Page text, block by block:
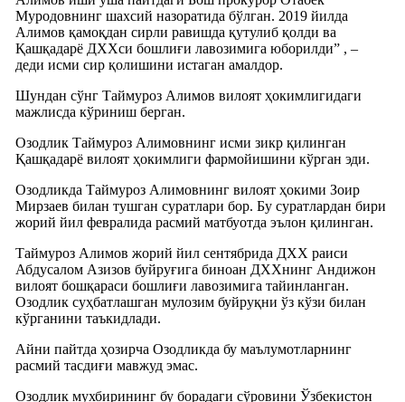
Муродовнинг шахсий назоратида бўлган. 2019 йилда
Алимов қамоқдан сирли равишда қутулиб қолди ва
Қашқадарё ДХХси бошлиғи лавозимига юборилди” , –
деди исми сир қолишини истаган амалдор.
Шундан сўнг Таймуроз Алимов вилоят ҳокимлигидаги
мажлисда кўриниш берган.
Озодлик Таймуроз Алимовнинг исми зикр қилинган
Қашқадарë вилоят ҳокимлиги фармойишини кўрган эди.
Озодликда Таймуроз Алимовнинг вилоят ҳокими Зоир
Мирзаев билан тушган суратлари бор. Бу суратлардан бири
жорий йил февралида расмий матбуотда эълон қилинган.
Таймуроз Алимов жорий йил сентябрида ДХХ раиси
Абдусалом Азизов буйруғига биноан ДХХнинг Андижон
вилоят бошқараси бошлиғи лавозимига тайинланган.
Озодлик суҳбатлашган мулозим буйруқни ўз кўзи билан
кўрганини таъкидлади.
Айни пайтда ҳозирча Озодликда бу маълумотларнинг
расмий тасдиғи мавжуд эмас.
Озодлик мухбирининг бу борадаги сўровини Ўзбекистон